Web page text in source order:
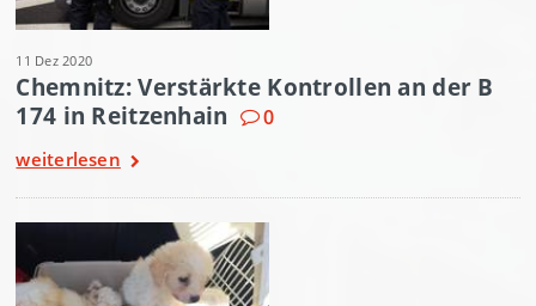
11 Dez 2020
Chemnitz: Verstärkte Kontrollen an der B
174 in Reitzenhain
0
weiterlesen